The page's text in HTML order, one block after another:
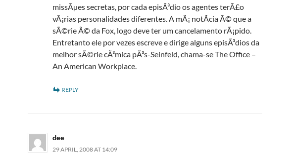
missÃµes secretas, por cada episÃ³dio os agentes terÃ£o
vÃ¡rias personalidades diferentes. A mÃ¡ notÃ­cia Ã© que a
sÃ©rie Ã© da Fox, logo deve ter um cancelamento rÃ¡pido.
Entretanto ele por vezes escreve e dirige alguns episÃ³dios da
melhor sÃ©rie cÃ³mica pÃ³s-Seinfeld, chama-se The Office –
An American Workplace.
REPLY
dee
29 APRIL, 2008 AT 14:09